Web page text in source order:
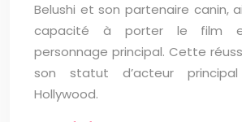
Belushi et son partenaire canin,
capacité à porter le film
personnage principal. Cette
son statut d’acteur
Hollywood.